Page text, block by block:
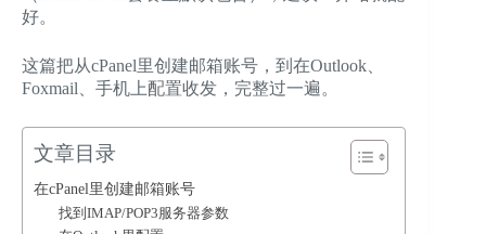
好。
这篇把从cPanel里创建邮箱账号，到在Outlook、
Foxmail、手机上配置收发，完整过一遍。
文章目录
在cPanel里创建邮箱账号
找到IMAP/POP3服务器参数